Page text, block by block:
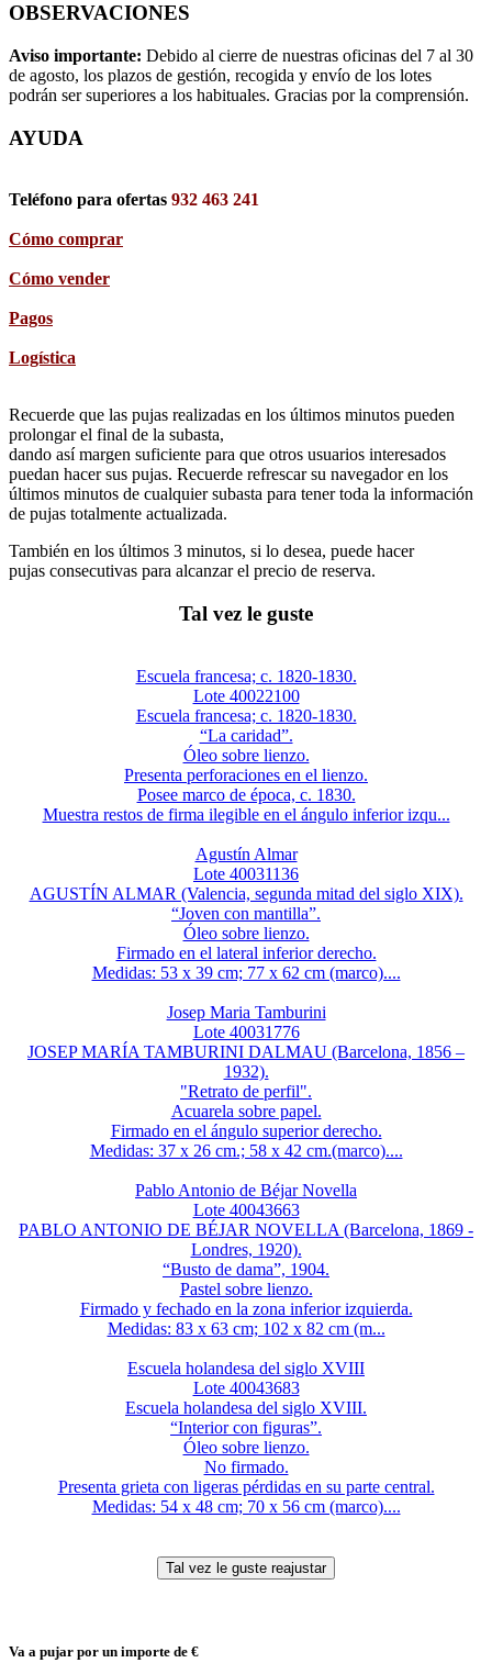
OBSERVACIONES
Aviso importante: Debido al cierre de nuestras oficinas del 7 al 30
de agosto, los plazos de gestión, recogida y envío de los lotes
podrán ser superiores a los habituales. Gracias por la comprensión.
AYUDA
Teléfono para ofertas 932 463 241
Cómo comprar
Cómo vender
Pagos
Logística
Recuerde que las pujas realizadas en los últimos minutos pueden
prolongar el final de la subasta,
dando así margen suficiente para que otros usuarios interesados
puedan hacer sus pujas. Recuerde refrescar su navegador en los
últimos minutos de cualquier subasta para tener toda la información
de pujas totalmente actualizada.
También en los últimos 3 minutos, si lo desea, puede hacer
pujas consecutivas para alcanzar el precio de reserva.
Tal vez le guste
Escuela francesa; c. 1820-1830.
Lote 40022100
Escuela francesa; c. 1820-1830.
“La caridad”.
Óleo sobre lienzo.
Presenta perforaciones en el lienzo.
Posee marco de época, c. 1830.
Muestra restos de firma ilegible en el ángulo inferior izqu...
Agustín Almar
Lote 40031136
AGUSTÍN ALMAR (Valencia, segunda mitad del siglo XIX).
“Joven con mantilla”.
Óleo sobre lienzo.
Firmado en el lateral inferior derecho.
Medidas: 53 x 39 cm; 77 x 62 cm (marco)....
Josep Maria Tamburini
Lote 40031776
JOSEP MARÍA TAMBURINI DALMAU (Barcelona, 1856 –
1932).
"Retrato de perfil".
Acuarela sobre papel.
Firmado en el ángulo superior derecho.
Medidas: 37 x 26 cm.; 58 x 42 cm.(marco)....
Pablo Antonio de Béjar Novella
Lote 40043663
PABLO ANTONIO DE BÉJAR NOVELLA (Barcelona, 1869 -
Londres, 1920).
“Busto de dama”, 1904.
Pastel sobre lienzo.
Firmado y fechado en la zona inferior izquierda.
Medidas: 83 x 63 cm; 102 x 82 cm (m...
Escuela holandesa del siglo XVIII
Lote 40043683
Escuela holandesa del siglo XVIII.
“Interior con figuras”.
Óleo sobre lienzo.
No firmado.
Presenta grieta con ligeras pérdidas en su parte central.
Medidas: 54 x 48 cm; 70 x 56 cm (marco)....
Va a pujar por un importe de €